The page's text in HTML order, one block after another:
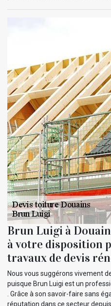
Brun Luigi à
à votre disposition
travaux de devis
Nous vous suggérons vivement
puisque Brun Luigi est un
. Grâce à son savoir-faire sans
réputation dans ce secteur